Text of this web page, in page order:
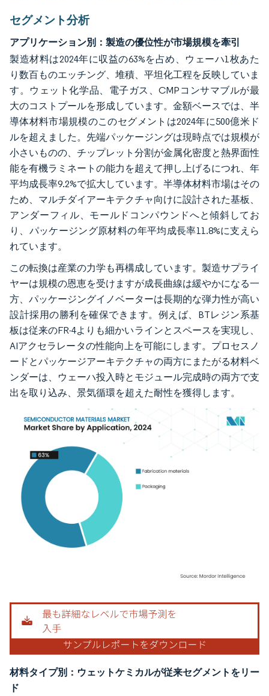
セグメント分析
アプリケーション別：製造の優位性が市場規模を牽引
製造材料は2024年に収益の63%を占め、ウェーハ1枚あた
り数百ものエッチング、堆積、平坦化工程を反映していま
す。ウェット化学品、電子ガス、CMPコンサマブルが最
大のコストプールを形成しています。金額ベースでは、半
導体材料市場規模のこのセグメントは2024年に500億米ド
ルを超えました。先端パッケージングは現時点では規模が
小さいものの、チップレット分割が金属化密度と熱界面性
能を有機ラミネートの能力を超えて押し上げるにつれ、年
平均成長率9.2%で拡大しています。半導体材料市場はその
ため、マルチダイアーキテクチャ向けに設計された基板、
アンダーフィル、モールドコンパウンドへと傾斜してお
り、パッケージング原材料の年平均成長率11.8%に支えら
れています。
この転換は産業の力学も再構成しています。製造サプライ
ヤーは規模の恩恵を受けますが成長曲線は緩やかになる一
方、パッケージングイノベーターは長期的な弾力性が高い
設計採用の勝利を確保できます。例えば、BTレジン系基
板は従来のFR-4よりも細かいラインとスペースを実現し、
AIアクセラレータの性能向上を可能にします。プロセスノ
ードとパッケージアーキテクチャの両方にまたがる材料ベ
ンダーは、ウェーハ投入時とモジュール完成時の両方で支
出を取り込み、景気循環を超えた耐性を獲得します。
画像 © Mordor Intelligence。再利用にはCC BY 4.0の表示が必要です。
材料タイプ別：ウェットケミカルが従来セグメントをリー
ド